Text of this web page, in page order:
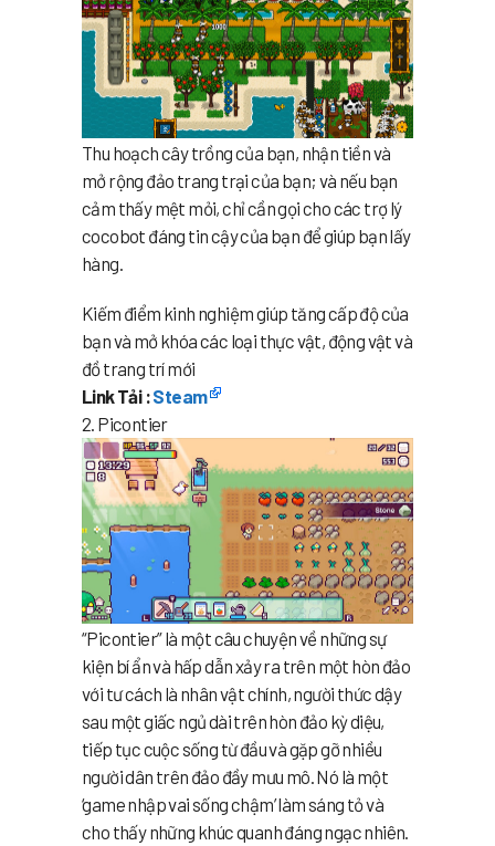
Thu hoạch cây trồng của bạn, nhận tiền và
mở rộng đảo trang trại của bạn; và nếu bạn
cảm thấy mệt mỏi, chỉ cần gọi cho các trợ lý
cocobot đáng tin cậy của bạn để giúp bạn lấy
hàng.
Kiếm điểm kinh nghiệm giúp tăng cấp độ của
bạn và mở khóa các loại thực vật, động vật và
đồ trang trí mới
Link Tải :Steam
2. Picontier
“Picontier” là một câu chuyện về những sự
kiện bí ẩn và hấp dẫn xảy ra trên một hòn đảo
với tư cách là nhân vật chính, người thức dậy
sau một giấc ngủ dài trên hòn đảo kỳ diệu,
tiếp tục cuộc sống từ đầu và gặp gỡ nhiều
người dân trên đảo đầy mưu mô. Nó là một
‘game nhập vai sống chậm’ làm sáng tỏ và
cho thấy những khúc quanh đáng ngạc nhiên.